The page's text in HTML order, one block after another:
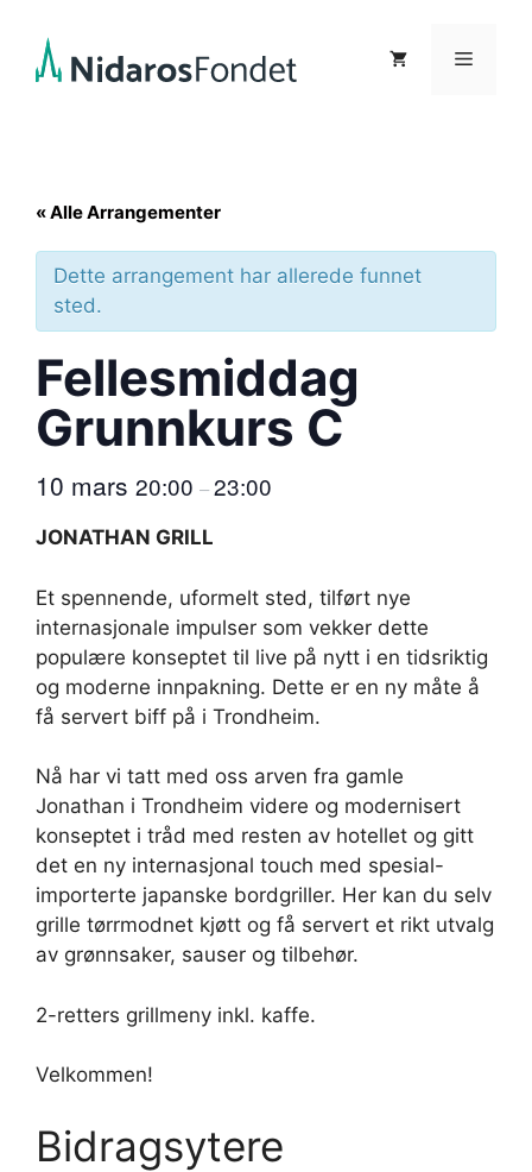
innhold
Meny
« Alle Arrangementer
Dette arrangement har allerede funnet
sted.
Fellesmiddag
Grunnkurs C
10 mars 20:00 –23:00
JONATHAN GRILL
Et spennende, uformelt sted, tilført nye
internasjonale impulser som vekker dette
populære konseptet til live på nytt i en tidsriktig
og moderne innpakning. Dette er en ny måte å
få servert biff på i Trondheim.
Nå har vi tatt med oss arven fra gamle
Jonathan i Trondheim videre og modernisert
konseptet i tråd med resten av hotellet og gitt
det en ny internasjonal touch med spesial-
importerte japanske bordgriller. Her kan du selv
grille tørrmodnet kjøtt og få servert et rikt utvalg
av grønnsaker, sauser og tilbehør.
2-retters grillmeny inkl. kaffe.
Velkommen!
Bidragsytere